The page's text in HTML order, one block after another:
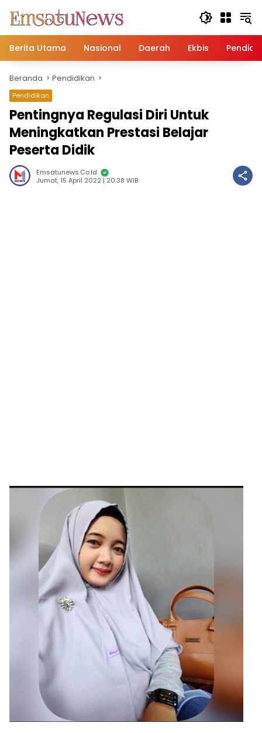
konten
Berita Utama
Nasional Daerah Ekbis
Beranda Pendidikan
Pendidikan
Pentingnya Regulasi Diri Untuk
Meningkatkan Prestasi Belajar
Peserta Didik
Emsatunews.co.id
Jumat, 15 April 2022 | 20:38 WIB